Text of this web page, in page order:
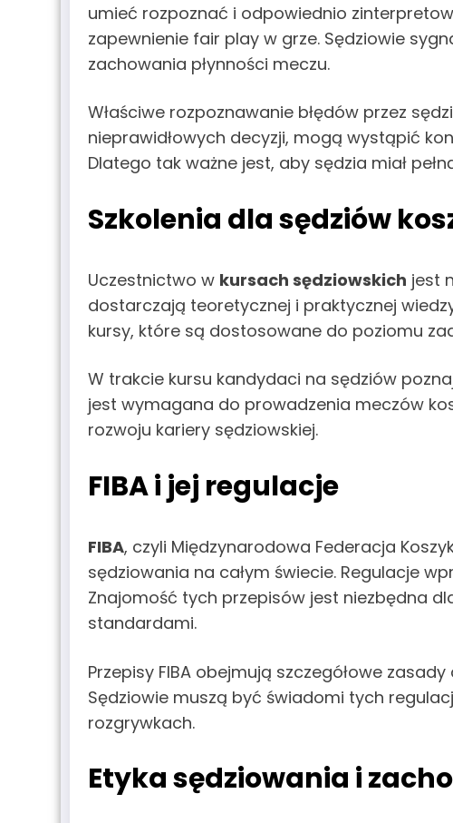
umieć rozpoznać i odpowiednio
zapewnienie fair play w grze. Sędziowie
zachowania płynności meczu.
Właściwe rozpoznawanie błędów przez
nieprawidłowych decyzji, mogą wystąpić
Dlatego tak ważne jest, aby sędzia miał
Szkolenia dla sędziów
Uczestnictwo w kursach sędziowskich jest
dostarczają teoretycznej i praktycznej
kursy, które są dostosowane do poziomu
W trakcie kursu kandydaci na sędziów
jest wymagana do prowadzenia meczów
rozwoju kariery sędziowskiej.
FIBA i jej regulacje
FIBA, czyli Międzynarodowa Federacja
sędziowania na całym świecie. Regulacje
Znajomość tych przepisów jest niezbędna
standardami.
Przepisy FIBA obejmują szczegółowe
Sędziowie muszą być świadomi tych
rozgrywkach.
Etyka sędziowania i